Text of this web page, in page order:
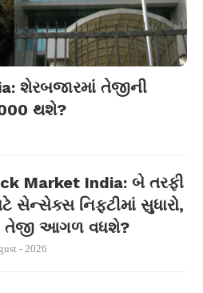
શેરબજારમાં તેજીની
થશે?
Market India: બે તરફી
સેન્સેક્સ નિફ્ટીમાં સુધારો,
તેજી આગળ વધશે?
- 2026